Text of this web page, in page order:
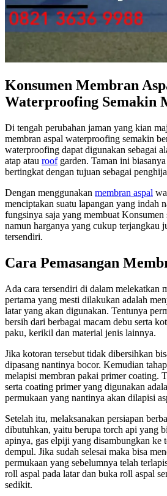
Konsumen Membran
Waterproofing Semakin
Di tengah perubahan jaman yang kian
membran aspal waterproofing semakin
waterproofing dapat digunakan sebagai
atap atau roofgarden. Taman ini
bertingkat dengan tujuan sebagai
Dengan menggunakan membran aspal
menciptakan suatu lapangan yang indah
fungsinya saja yang membuat Konsumen
namun harganya yang cukup terjangkau
tersendiri.
Cara Pemasangan
Ada cara tersendiri di dalam melekatkan
pertama yang mesti dilakukan adalah
latar yang akan digunakan. Tentunya
bersih dari berbagai macam debu serta
paku, kerikil dan material jenis lainnya.
Jika kotoran tersebut tidak dibersihkan
dipasang nantinya bocor. Kemudian
melapisi membran pakai primer coating.
serta coating primer yang digunakan
permukaan yang nantinya akan dilapisi
Setelah itu, melaksanakan persiapan
dibutuhkan, yaitu berupa torch api yang
apinya, gas elpiji yang disambungkan ke
dempul. Jika sudah selesai maka bisa
permukaan yang sebelumnya telah
roll aspal pada latar dan buka roll aspal
sedikit.